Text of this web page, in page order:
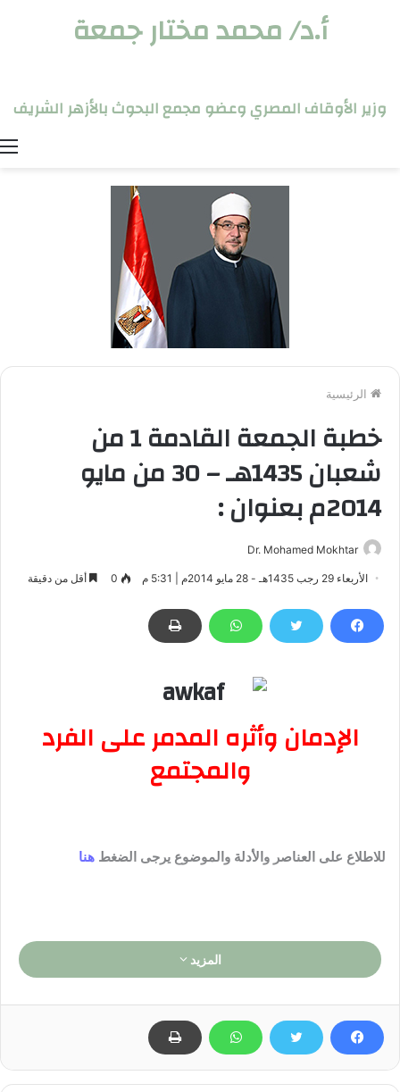
أ.د/ محمد مختار جمعة
وزير الأوقاف المصري وعضو مجمع البحوث بالأزهر الشريف
الرئيسية
خطبة الجمعة القادمة 1 من
شعبان 1435هـ – 30 من مايو
2014م بعنوان :
Dr. Mohamed Mokhtar
الأربعاء 29 رجب 1435هـ - 28 مايو 2014م | 5:31 م 0 أقل من دقيقة
الإدمان وأثره المدمر على الفرد
والمجتمع
للاطلاع على العناصر والأدلة والموضوع يرجى الضغط هنا
المزيد